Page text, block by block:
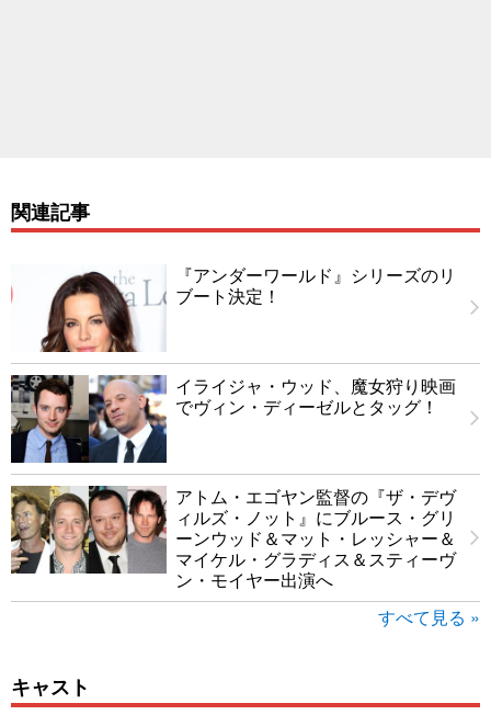
関連記事
『アンダーワールド』シリーズのリ
ブート決定！
イライジャ・ウッド、魔女狩り映画
でヴィン・ディーゼルとタッグ！
アトム・エゴヤン監督の『ザ・デヴ
ィルズ・ノット』にブルース・グリ
ーンウッド＆マット・レッシャー＆
マイケル・グラディス＆スティーヴ
ン・モイヤー出演へ
すべて見る »
キャスト